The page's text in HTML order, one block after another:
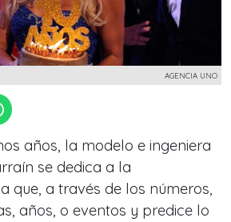
AGENCIA UNO
años, la modelo e ingeniera
se dedica a la
que, a través de los números,
años, o eventos y predice lo